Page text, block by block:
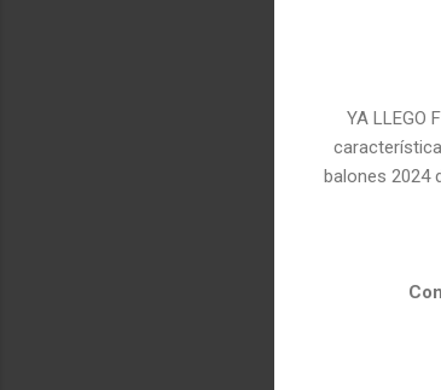
YA LLEGO
balones 2024